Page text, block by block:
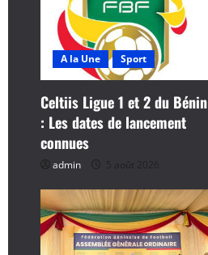
c
l
e
A la Une Sport
Celtiis Ligue 1 et 2 du Bénin
: Les dates de lancement
connues
admin 5 août 2026